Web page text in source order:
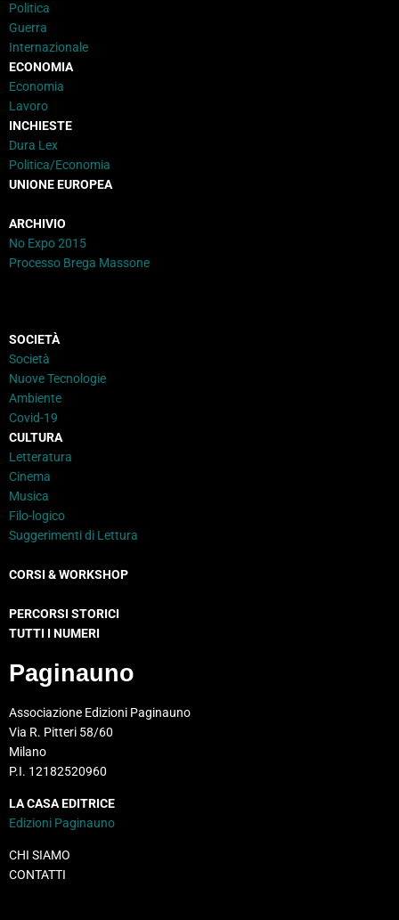
Politica
Guerra
Internazionale
ECONOMIA
Economia
Lavoro
INCHIESTE
Dura Lex
Politica/Economia
UNIONE EUROPEA
ARCHIVIO
No Expo 2015
Processo Brega Massone
SOCIETÀ
Società
Nuove Tecnologie
Ambiente
Covid-19
CULTURA
Letteratura
Cinema
Musica
Filo-logico
Suggerimenti di Lettura
CORSI & WORKSHOP
PERCORSI STORICI
TUTTI I NUMERI
Paginauno
Associazione Edizioni Paginauno
Via R. Pitteri 58/60
Milano
P.I. 12182520960
LA CASA EDITRICE
Edizioni Paginauno
CHI SIAMO
CONTATTI